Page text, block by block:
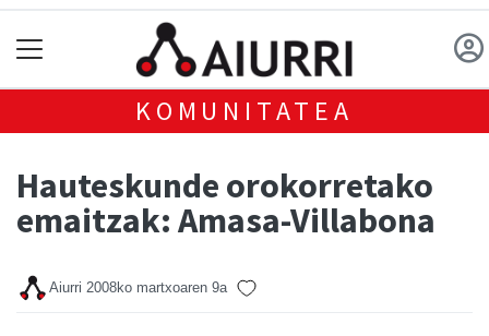
KOMUNITATEA
Hauteskunde orokorretako
emaitzak: Amasa-Villabona
Aiurri 2008ko martxoaren 9a